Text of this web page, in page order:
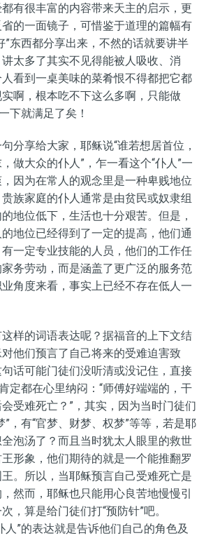
有很丰富的内容带来天主的启示，更
的一面镜子，可惜鉴于道理的篇幅有
”东西都分享出来，不然的话就要讲半
太多了其实不见得能被人吸收、消
看到一桌美味的菜肴恨不得都把它都
啊，根本吃不下这么多啊，只能做
下就满足了矣！
分享给大家，耶稣说“谁若想居首位，
做大众的仆人”，乍一看这个“仆人”一
因为在常人的观念里是一种卑贱地位
族家庭的仆人通常是由贫民或奴隶组
地位低下，生活也十分艰苦。但是，
地位已经得到了一定的提高，他们通
一定专业技能的人员，他们的工作任
务劳动，而是涵盖了更广泛的服务范
角度来看，事实上已经不存在低人一
样的词语表达呢？据福音的上下文结
他们预言了自己将来的受难迫害致
话可能门徒们没听清或没记住，直接
定都在心里纳闷：“师傅好端端的，干
受难死亡？”，其实，因为当时门徒们
”，有“官梦、财梦、权梦”等等，若是耶
泡汤了？而且当时犹太人眼里的救世
形象，他们期待的就是一个能推翻罗
。所以，当耶稣预言自己受难死亡是
然而，耶稣也只能用心良苦地慢慢引
，算是给门徒们打“预防针”吧。
人”的表达就是告诉他们自己的角色及